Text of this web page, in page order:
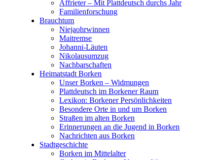
Affrieter – Mit Plattdeutsch durchs Jahr
Familienforschung
Brauchtum
Niejaohrwinnen
Maitremse
Johanni-Läuten
Nikolausumzug
Nachbarschaften
Heimatstadt Borken
Unser Borken – Widmungen
Plattdeutsch im Borkener Raum
Lexikon: Borkener Persönlichkeiten
Besondere Orte in und um Borken
Straßen im alten Borken
Erinnerungen an die Jugend in Borken
Nachrichten aus Borken
Stadtgeschichte
Borken im Mittelalter